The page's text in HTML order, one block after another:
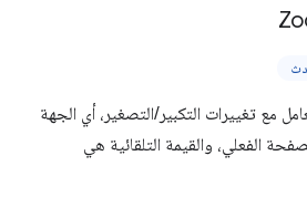
مع تغييرات التكبير/التصغير، أي الجهة
الفعلي، والقيمة التلقائية هي